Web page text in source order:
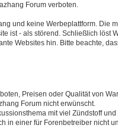
Forum verboten.
und keine Werbeplattform. Die
ist - als störend. Schließlich löst
Websites hin. Bitte beachte,
Preisen oder Qualität von
Forum nicht erwünscht.
mit viel Zündstoff
in einer für Forenbetreiber nicht